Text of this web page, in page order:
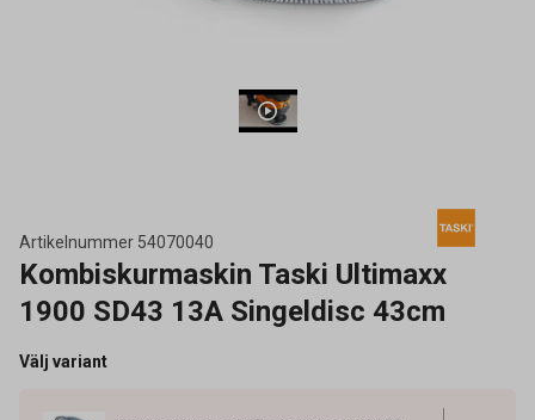
Artikelnummer 54070040
Kombiskurmaskin Taski Ultimaxx
1900 SD43 13A Singeldisc 43cm
Välj variant